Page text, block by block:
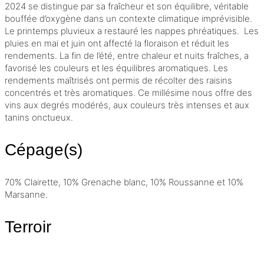
2024 se distingue par sa fraîcheur et son équilibre, véritable
bouffée d’oxygène dans un contexte climatique imprévisible.
Le printemps pluvieux a restauré les nappes phréatiques. Les
pluies en mai et juin ont affecté la floraison et réduit les
rendements. La fin de l’été, entre chaleur et nuits fraîches, a
favorisé les couleurs et les équilibres aromatiques. Les
rendements maîtrisés ont permis de récolter des raisins
concentrés et très aromatiques. Ce millésime nous offre des
vins aux degrés modérés, aux couleurs très intenses et aux
tanins onctueux.
Cépage(s)
70% Clairette, 10% Grenache blanc, 10% Roussanne et 10%
Marsanne.
Terroir